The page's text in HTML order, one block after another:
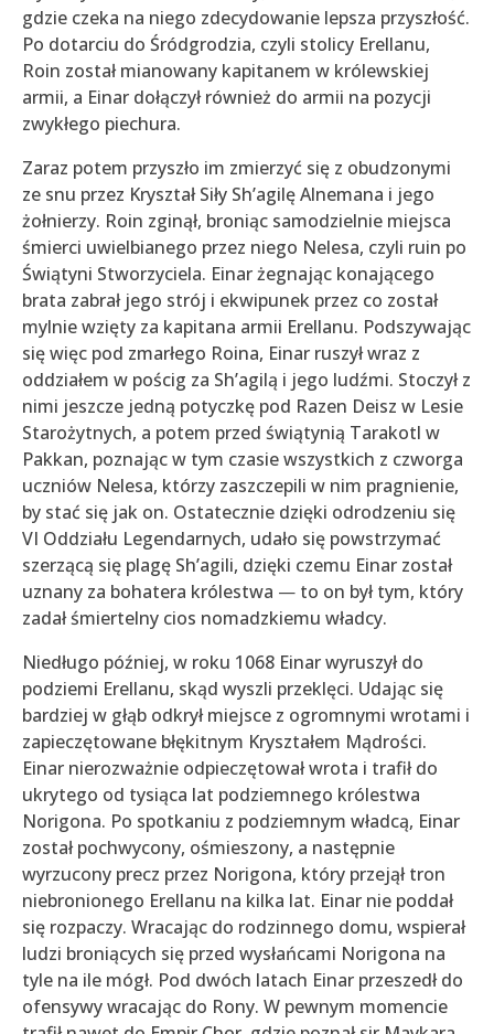
gdzie czeka na niego zdecydowanie lepsza przyszłość.
Po dotarciu do Śródgrodzia, czyli stolicy Erellanu,
Roin został mianowany kapitanem w królewskiej
armii, a Einar dołączył również do armii na pozycji
zwykłego piechura.
Zaraz potem przyszło im zmierzyć się z obudzonymi
ze snu przez Kryształ Siły Sh’agilę Alnemana i jego
żołnierzy. Roin zginął, broniąc samodzielnie miejsca
śmierci uwielbianego przez niego Nelesa, czyli ruin po
Świątyni Stworzyciela. Einar żegnając konającego
brata zabrał jego strój i ekwipunek przez co został
mylnie wzięty za kapitana armii Erellanu. Podszywając
się więc pod zmarłego Roina, Einar ruszył wraz z
oddziałem w pościg za Sh’agilą i jego ludźmi. Stoczył z
nimi jeszcze jedną potyczkę pod Razen Deisz w Lesie
Starożytnych, a potem przed świątynią Tarakotl w
Pakkan, poznając w tym czasie wszystkich z czworga
uczniów Nelesa, którzy zaszczepili w nim pragnienie,
by stać się jak on. Ostatecznie dzięki odrodzeniu się
VI Oddziału Legendarnych, udało się powstrzymać
szerzącą się plagę Sh’agili, dzięki czemu Einar został
uznany za bohatera królestwa — to on był tym, który
zadał śmiertelny cios nomadzkiemu władcy.
Niedługo później, w roku 1068 Einar wyruszył do
podziemi Erellanu, skąd wyszli przeklęci. Udając się
bardziej w głąb odkrył miejsce z ogromnymi wrotami i
zapieczętowane błękitnym Kryształem Mądrości.
Einar nierozważnie odpieczętował wrota i trafił do
ukrytego od tysiąca lat podziemnego królestwa
Norigona. Po spotkaniu z podziemnym władcą, Einar
został pochwycony, ośmieszony, a następnie
wyrzucony precz przez Norigona, który przejął tron
niebronionego Erellanu na kilka lat. Einar nie poddał
się rozpaczy. Wracając do rodzinnego domu, wspierał
ludzi broniących się przed wysłańcami Norigona na
tyle na ile mógł. Pod dwóch latach Einar przeszedł do
ofensywy wracając do Rony. W pewnym momencie